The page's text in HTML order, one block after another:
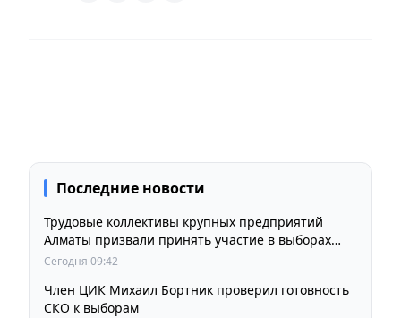
Последние новости
Трудовые коллективы крупных предприятий
Алматы призвали принять участие в выборах
членов Курултая
Сегодня 09:42
Член ЦИК Михаил Бортник проверил готовность
СКО к выборам